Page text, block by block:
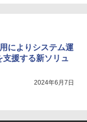
によりシステム運
支援する新ソリュ
2024年6月7日